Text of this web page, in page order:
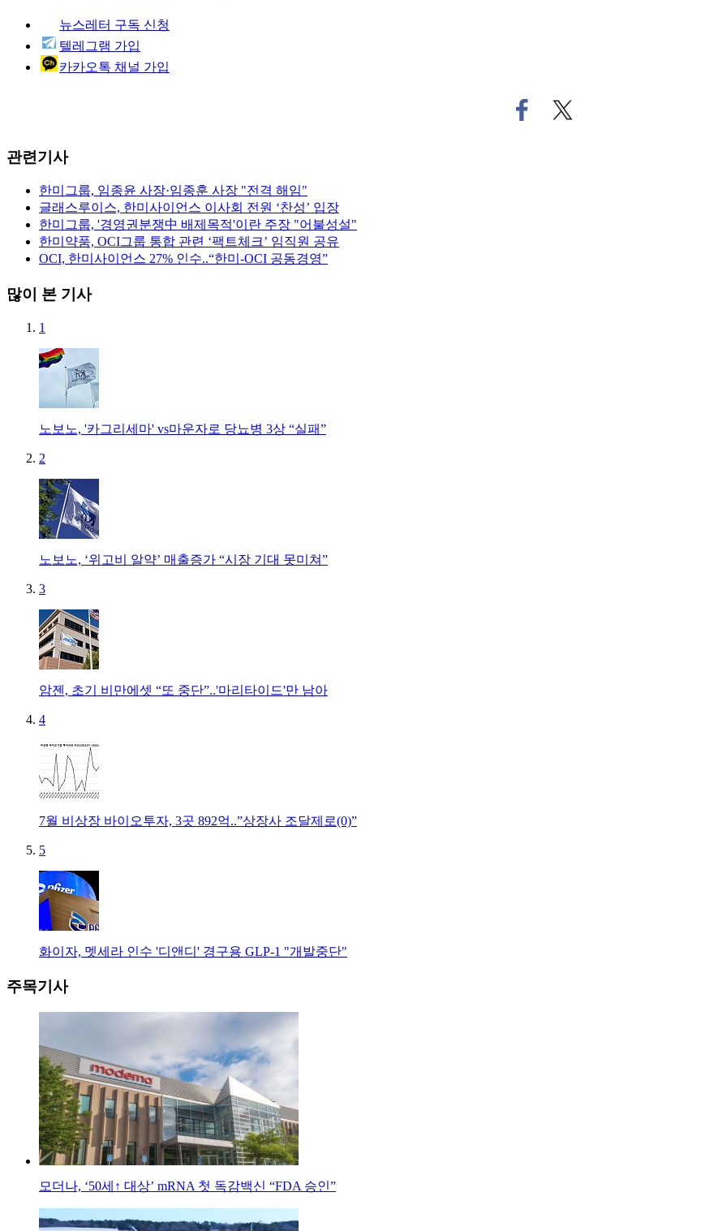
뉴스레터 구독 신청
텔레그램 가입
카카오톡 채널 가입
페
이
트
위
관련기사
한미그룹, 임종윤 사장·임종훈 사장 "전격 해임"
글래스루이스, 한미사이언스 이사회 전원 ‘찬성’ 입장
한미그룹, '경영권분쟁中 배제목적'이란 주장 "어불성설"
한미약품, OCI그룹 통합 관련 ‘팩트체크’ 임직원 공유
OCI, 한미사이언스 27% 인수..“한미-OCI 공동경영”
많이 본 기사
1
노보노, '카그리세마' vs마운자로 당뇨병 3상 “실패”
2
노보노, ‘위고비 알약’ 매출증가 “시장 기대 못미쳐”
3
암젠, 초기 비만에셋 “또 중단”..'마리타이드'만 남아
4
7월 비상장 바이오투자, 3곳 892억..”상장사 조달제로(0)”
5
화이자, 멧세라 인수 '디앤디' 경구용 GLP-1 "개발중단"
주목기사
모더나, ‘50세↑ 대상’ mRNA 첫 독감백신 “FDA 승인”